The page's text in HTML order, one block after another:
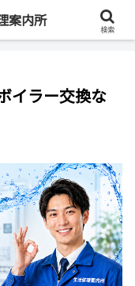
イラー交換な
案内所
検索